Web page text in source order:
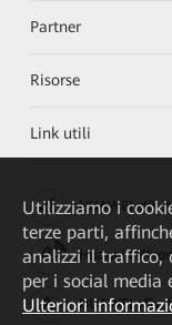
Partner
Risorse
Link utili
HUAWEI eKit
Huawei
HUAWEI eFly
Utilizziamo i
terze parti,
analizzi il traffico,
per i social media
Ulteriori